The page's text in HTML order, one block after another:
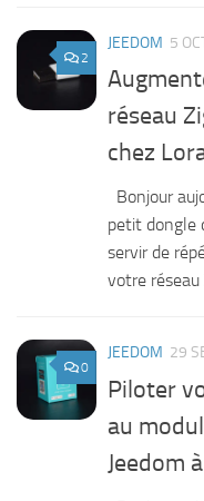
2
JEEDOM 5
réseau
chez
Bonjour
petit dongle
servir de
votre réseau
0
JEEDOM 29
Piloter
au
Jeedom